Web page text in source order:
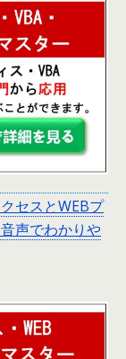
セスとWEBプ
声でわかりや